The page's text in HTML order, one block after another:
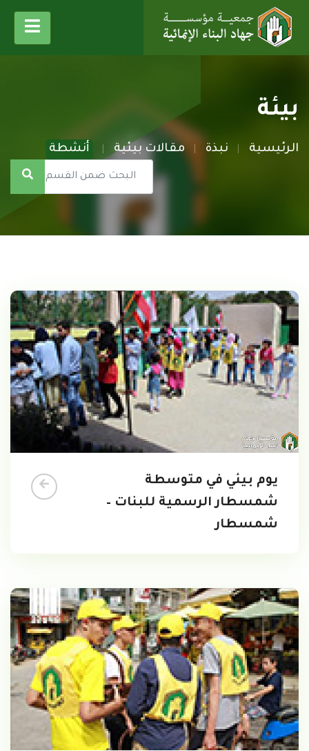
بيئة
الرئيسية نبذة مقالات بيئية أنشطة
يوم بيئي في متوسطة
شمسطار الرسمية للبنات –
شمسطار